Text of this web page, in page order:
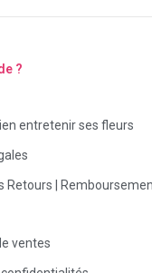
?
entretenir ses fleurs
Retours |
ventes